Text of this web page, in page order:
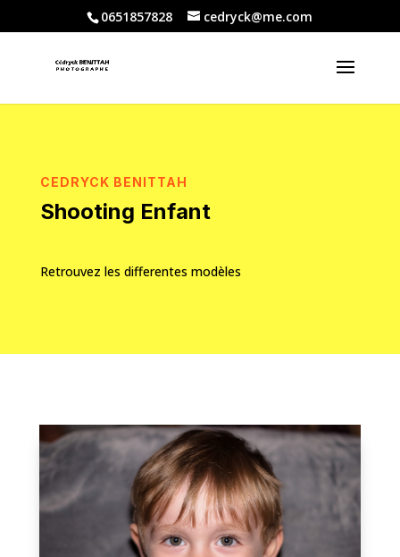
0651857828 cedryck@me.com
CEDRYCK BENITTAH
Shooting Enfant
Retrouvez les differentes modèles